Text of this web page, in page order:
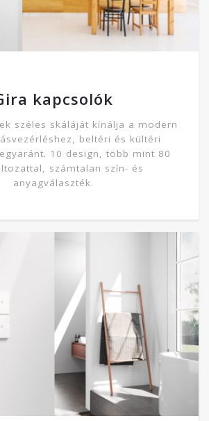
kapcsolók
széles skáláját kínálja a modern
beltéri és kültéri
10 design, több mint 80
számtalan szín- és
anyagválaszték.